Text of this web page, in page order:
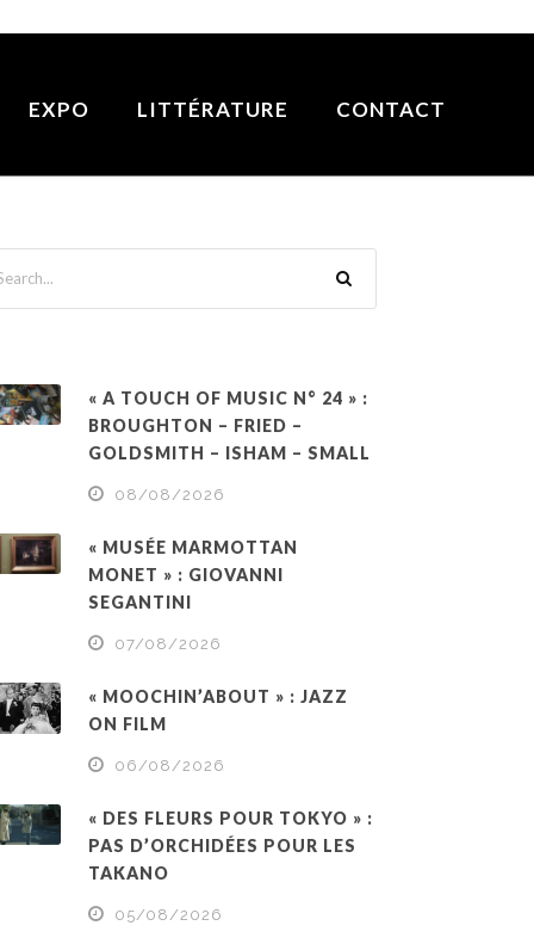
EXPO LITTÉRATURE CONTACT
« A TOUCH OF MUSIC N° 24 » :
BROUGHTON – FRIED –
GOLDSMITH – ISHAM – SMALL
08/08/2026
« MUSÉE MARMOTTAN
MONET » : GIOVANNI
SEGANTINI
07/08/2026
« MOOCHIN’ABOUT » : JAZZ
ON FILM
06/08/2026
« DES FLEURS POUR TOKYO » :
PAS D’ORCHIDÉES POUR LES
TAKANO
05/08/2026